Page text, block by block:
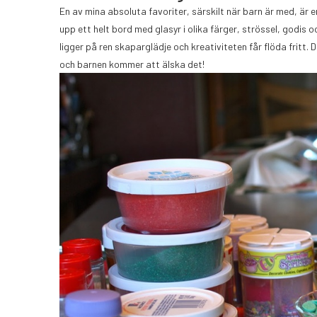
En av mina absoluta favoriter, särskilt när barn är med, är
upp ett helt bord med glasyr i olika färger, strössel,
ligger på ren skaparglädje och kreativiteten får flöda fritt.
och barnen kommer att älska det!